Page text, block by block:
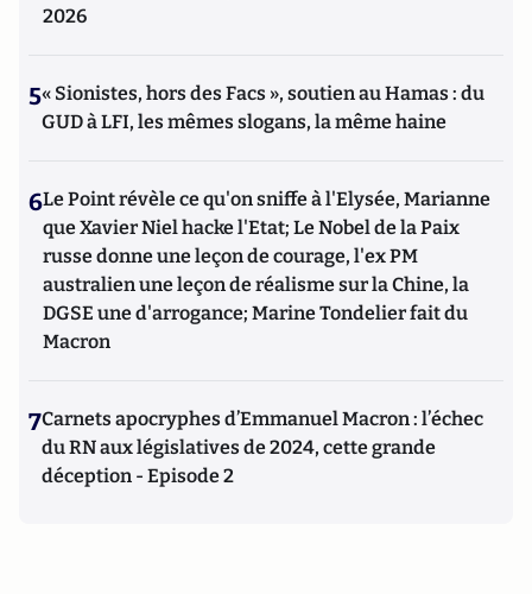
2026
5« Sionistes, hors des Facs », soutien au Hamas : du
GUD à LFI, les mêmes slogans, la même haine
6Le Point révèle ce qu'on sniffe à l'Elysée, Marianne
que Xavier Niel hacke l'Etat; Le Nobel de la Paix
russe donne une leçon de courage, l'ex PM
australien une leçon de réalisme sur la Chine, la
DGSE une d'arrogance; Marine Tondelier fait du
Macron
7Carnets apocryphes d’Emmanuel Macron : l’échec
du RN aux législatives de 2024, cette grande
déception - Episode 2